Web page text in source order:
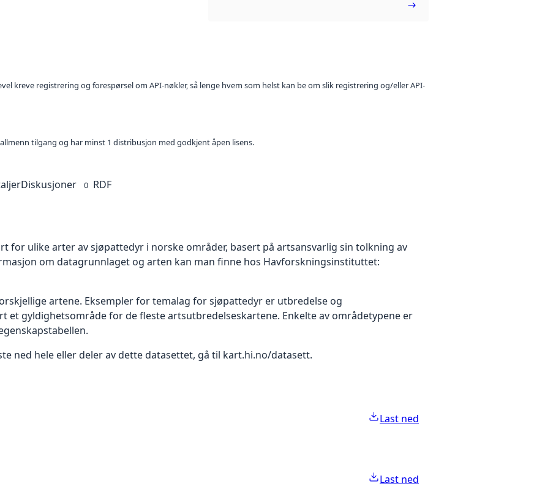
kreve registrering og forespørsel om API-nøkler, så lenge hvem som helst kan be om slik registrering og/eller API-
tilgang og har minst 1 distribusjon med godkjent åpen lisens.
Diskusjoner 0 RDF
for ulike arter av sjøpattedyr i norske områder, basert på artsansvarlig sin tolkning av
om datagrunnlaget og arten kan man finne hos Havforskningsinstituttet:
artene. Eksempler for temalag for sjøpattedyr er utbredelse og
et gyldighetsområde for de fleste artsutbredelseskartene. Enkelte av områdetypene er
ned hele eller deler av dette datasettet, gå til kart.hi.no/datasett.
Last ned
Last ned